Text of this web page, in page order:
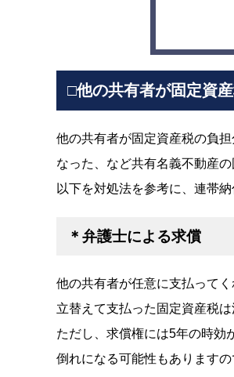
□他の共有者が固定資
他の共有者が固定資産税の負
なった、など共有名義不動産
以下を対処法を参考に、連帯
＊弁護士による求償
他の共有者が任意に支払って
立替えて支払った固定資産税
ただし、求償権には5年の時効
倒れになる可能性もありますの